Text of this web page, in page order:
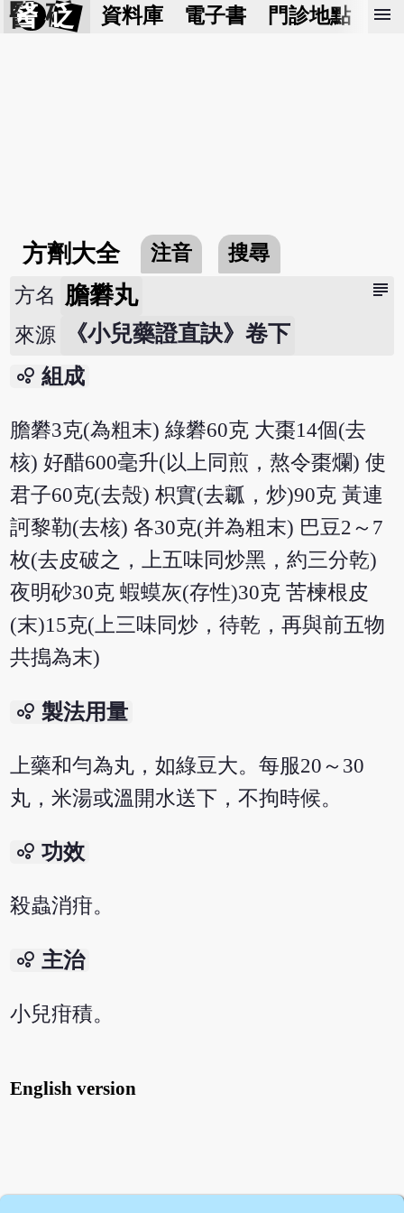
醫 砭 資料庫 電子書 門診地點 預
menu
方劑大全 注音 搜尋
subject
方名 膽礬丸
來源 《小兒藥證直訣》卷下
bubble_chart 組成
膽礬3克(為粗末) 綠礬60克 大棗14個(去
核) 好醋600毫升(以上同煎，熬令棗爛) 使
君子60克(去殼) 枳實(去瓤，炒)90克 黃連
訶黎勒(去核) 各30克(并為粗末) 巴豆2～7
枚(去皮破之，上五味同炒黑，約三分乾)
夜明砂30克 蝦蟆灰(存性)30克 苦楝根皮
(末)15克(上三味同炒，待乾，再與前五物
共搗為末)
bubble_chart 製法用量
上藥和勻為丸，如綠豆大。每服20～30
丸，米湯或溫開水送下，不拘時候。
bubble_chart 功效
殺蟲消疳。
bubble_chart 主治
小兒疳積。
English version